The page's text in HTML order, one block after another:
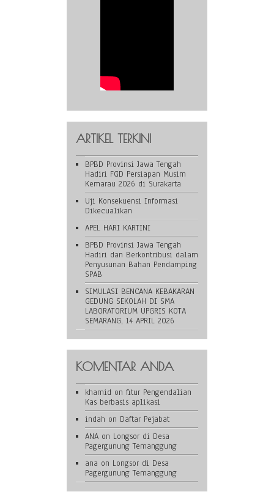
ARTIKEL TERKINI
BPBD Provinsi Jawa Tengah
Hadiri FGD Persiapan Musim
Kemarau 2026 di Surakarta
Uji Konsekuensi Informasi
Dikecualikan
APEL HARI KARTINI
BPBD Provinsi Jawa Tengah
Hadiri dan Berkontribusi dalam
Penyusunan Bahan Pendamping
SPAB
SIMULASI BENCANA KEBAKARAN
GEDUNG SEKOLAH DI SMA
LABORATORIUM UPGRIS KOTA
SEMARANG, 14 APRIL 2026
KOMENTAR ANDA
khamid on fitur Pengendalian
Kas berbasis aplikasi
indah on Daftar Pejabat
ANA on Longsor di Desa
Pagergunung Temanggung
ana on Longsor di Desa
Pagergunung Temanggung